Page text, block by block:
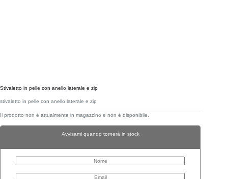
Stivaletto in pelle con anello laterale e zip
stivaletto in pelle con anello laterale e zip
Il prodotto non è attualmente in magazzino e non è disponibile.
Avvisami quando tornerà in stock